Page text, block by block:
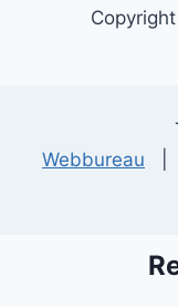
Webbureau |